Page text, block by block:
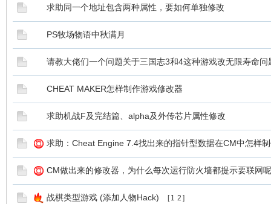
求助同一个地址包含两种属性，要如何单独修改
PS牧场物语中秋满月
请教大佬们一个问题关于三国志3和4这种游戏改无限寿命问
CHEAT MAKER怎样制作游戏修改器
求助机战F及完结篇、alpha及外传芯片属性修改
求助：Cheat Engine 7.4找出来的指针型数据在CM中怎样
CM做出来的修改器，为什么每次运行防火墙都提示要联网
战棋类型游戏 (添加人物Hack) [ 1 2 ]